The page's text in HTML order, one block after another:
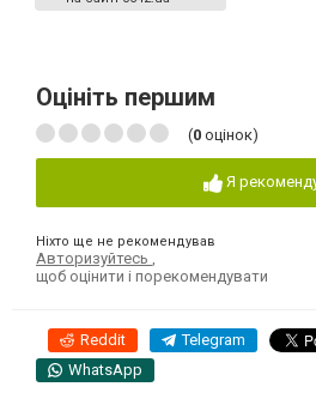
Оцініть першим
(0 оцінок)
Я
Ніхто ще не рекомендував
Авторизуйтесь
щоб оцінити і порекомендувати
Reddit Telegram
WhatsApp